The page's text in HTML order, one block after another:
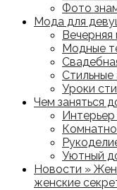
Фото
Мода для
Модные
Уроки
Чем заняться
Уютный
Новости »
женские